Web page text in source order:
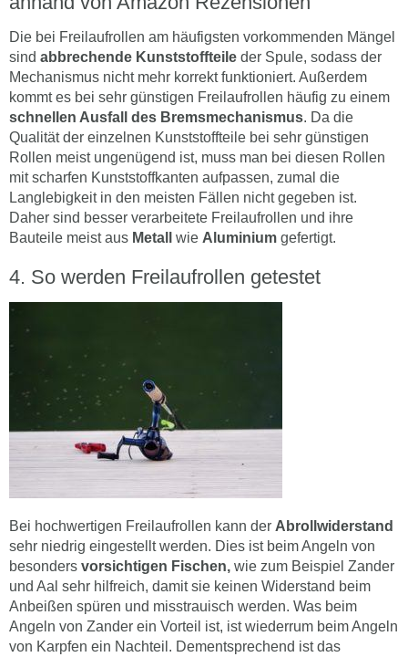
Die bei Freilaufrollen am häufigsten vorkommenden Mängel
sind abbrechende Kunststoffteile der Spule, sodass der
Mechanismus nicht mehr korrekt funktioniert. Außerdem
kommt es bei sehr günstigen Freilaufrollen häufig zu einem
schnellen Ausfall des Bremsmechanismus. Da die
Qualität der einzelnen Kunststoffteile bei sehr günstigen
Rollen meist ungenügend ist, muss man bei diesen Rollen
mit scharfen Kunststoffkanten aufpassen, zumal die
Langlebigkeit in den meisten Fällen nicht gegeben ist.
Daher sind besser verarbeitete Freilaufrollen und ihre
Bauteile meist aus Metall wie Aluminium gefertigt.
So werden Freilaufrollen getestet
Bei hochwertigen Freilaufrollen kann der Abrollwiderstand
sehr niedrig eingestellt werden. Dies ist beim Angeln von
besonders vorsichtigen Fischen, wie zum Beispiel Zander
und Aal sehr hilfreich, damit sie keinen Widerstand beim
Anbeißen spüren und misstrauisch werden. Was beim
Angeln von Zander ein Vorteil ist, ist wiederrum beim Angeln
von Karpfen ein Nachteil. Dementsprechend ist das